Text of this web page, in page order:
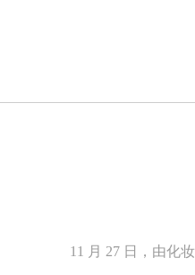
11 月 27 日，由化